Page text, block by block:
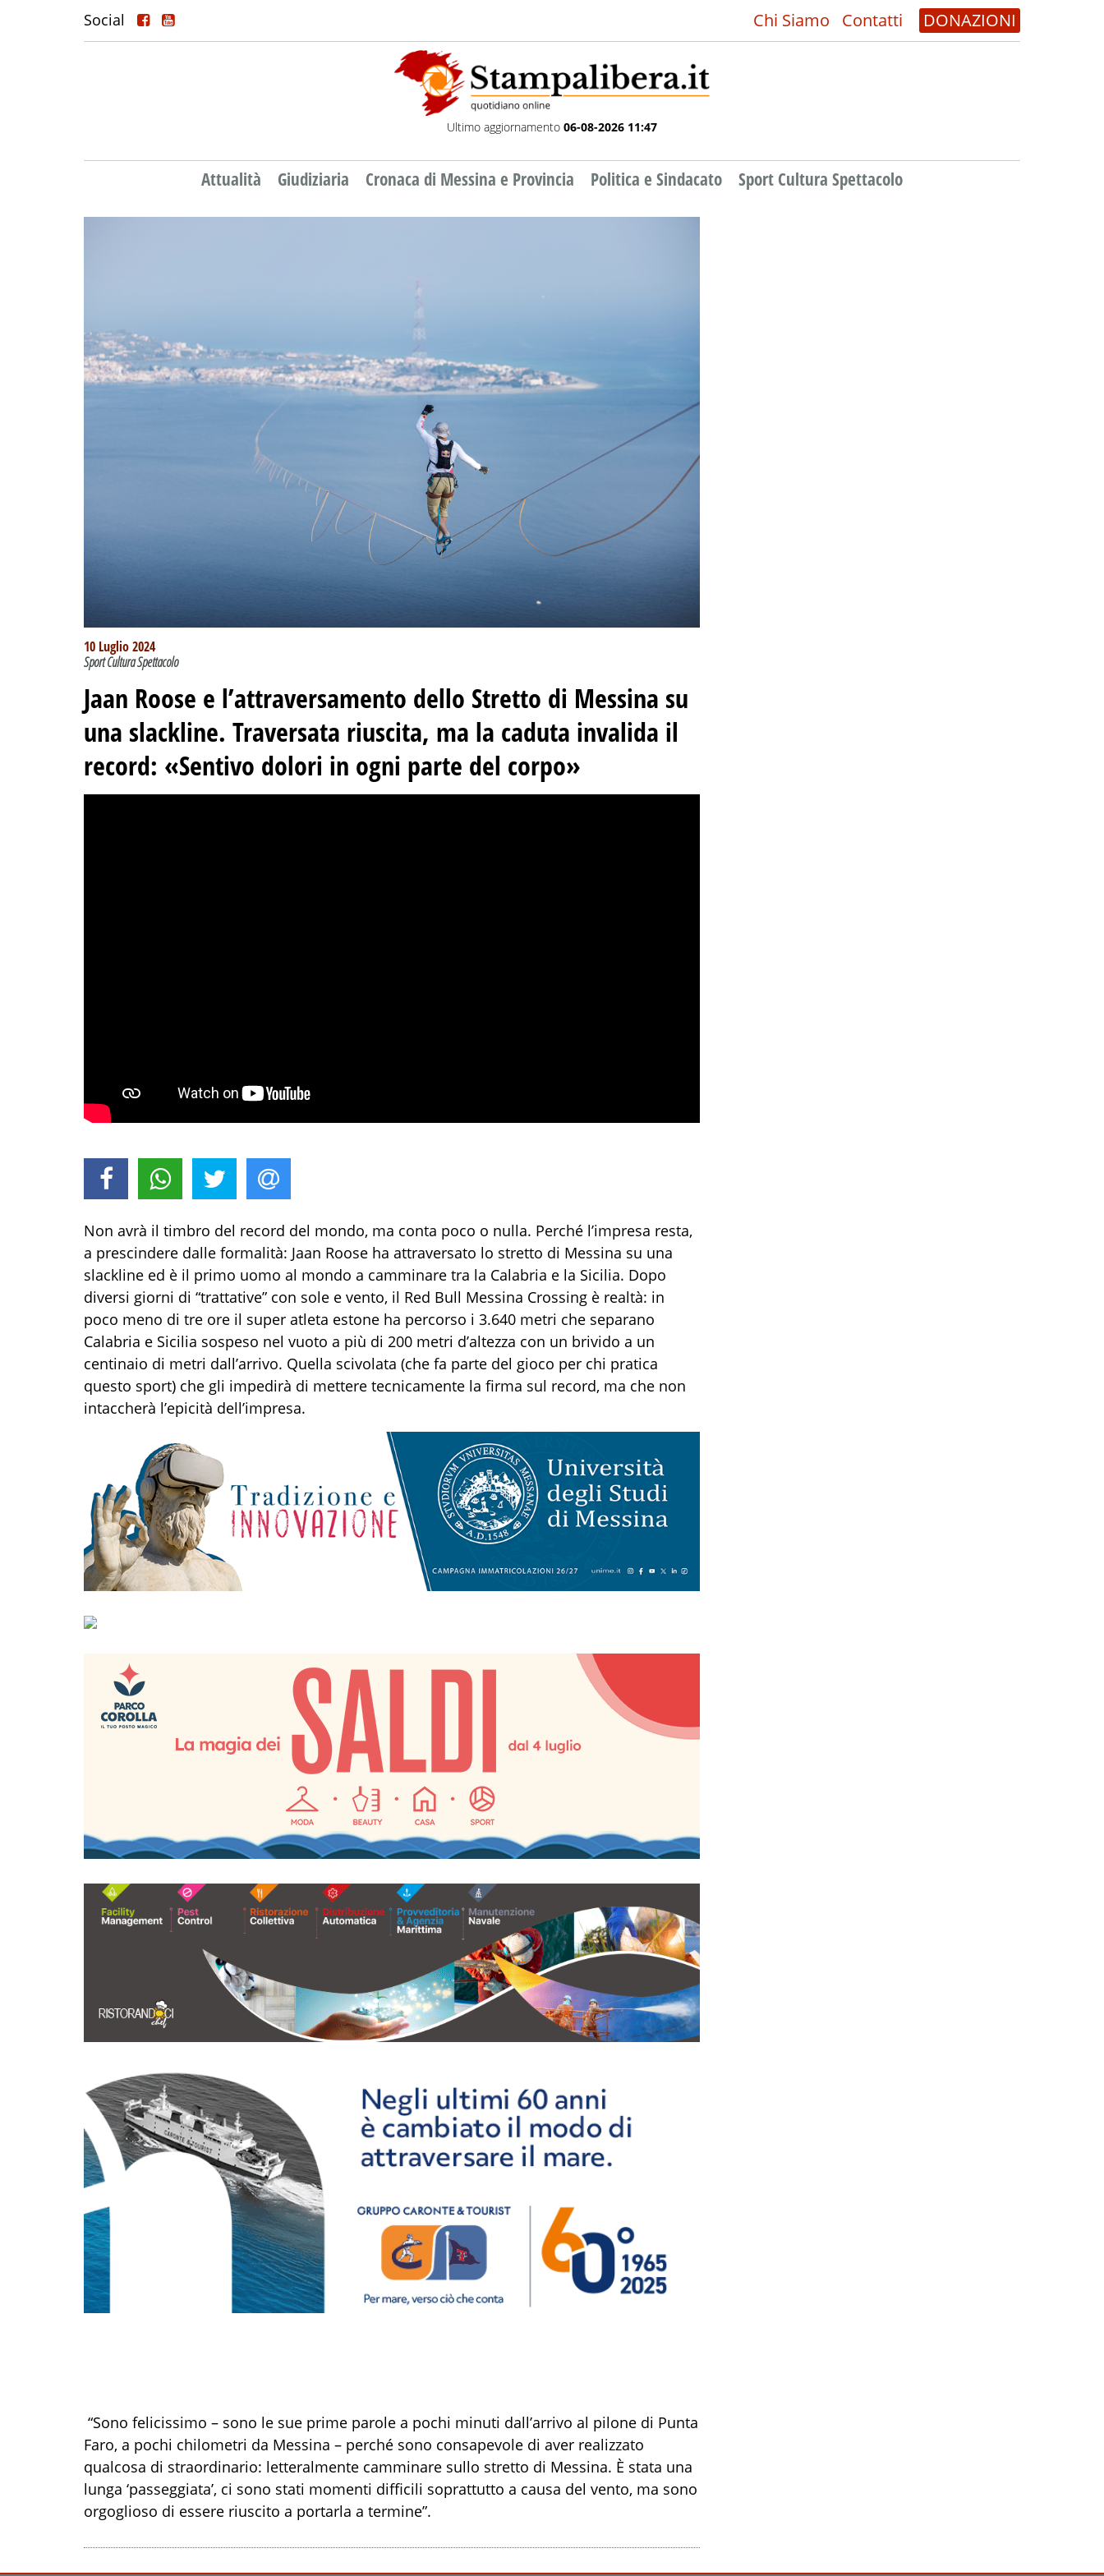
Social Chi Siamo Contatti DONAZIONI
Ultimo aggiornamento 06-08-2026 11:47
Attualità Giudiziaria Cronaca di Messina e Provincia Politica e Sindacato Sport Cultura Spettacolo
10 Luglio 2024
Sport Cultura Spettacolo
Jaan Roose e l’attraversamento dello Stretto di Messina su
una slackline. Traversata riuscita, ma la caduta invalida il
record: «Sentivo dolori in ogni parte del corpo»
Non avrà il timbro del record del mondo, ma conta poco o nulla. Perché l’impresa resta,
a prescindere dalle formalità: Jaan Roose ha attraversato lo stretto di Messina su una
slackline ed è il primo uomo al mondo a camminare tra la Calabria e la Sicilia. Dopo
diversi giorni di “trattative” con sole e vento, il Red Bull Messina Crossing è realtà: in
poco meno di tre ore il super atleta estone ha percorso i 3.640 metri che separano
Calabria e Sicilia sospeso nel vuoto a più di 200 metri d’altezza con un brivido a un
centinaio di metri dall’arrivo. Quella scivolata (che fa parte del gioco per chi pratica
questo sport) che gli impedirà di mettere tecnicamente la firma sul record, ma che non
intaccherà l’epicità dell’impresa.
“Sono felicissimo – sono le sue prime parole a pochi minuti dall’arrivo al pilone di Punta
Faro, a pochi chilometri da Messina – perché sono consapevole di aver realizzato
qualcosa di straordinario: letteralmente camminare sullo stretto di Messina. È stata una
lunga ‘passeggiata’, ci sono stati momenti difficili soprattutto a causa del vento, ma sono
orgoglioso di essere riuscito a portarla a termine”.